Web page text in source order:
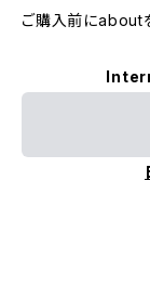
ご購入前にabout